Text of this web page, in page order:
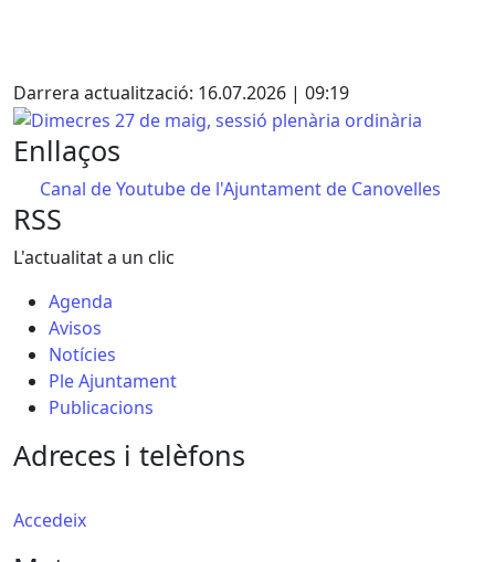
Darrera actualització: 16.07.2026 | 09:19
Dimecres 27 de maig, sessió plenària ordinària
Enllaços
Canal de Youtube de l'Ajuntament de Canovelles
RSS
L'actualitat a un clic
Agenda
Avisos
Notícies
Ple Ajuntament
Publicacions
Adreces i telèfons
Accedeix